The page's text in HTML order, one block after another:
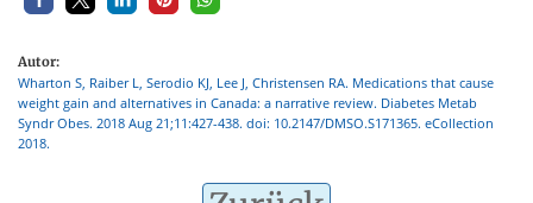
Autor:
Wharton S, Raiber L, Serodio KJ, Lee J, Christensen RA. Medications that cause
weight gain and alternatives in Canada: a narrative review. Diabetes Metab
Syndr Obes. 2018 Aug 21;11:427-438. doi: 10.2147/DMSO.S171365. eCollection
2018.